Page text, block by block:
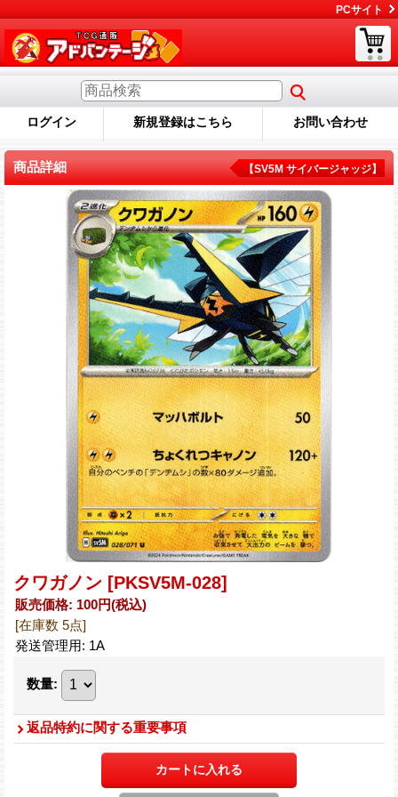
PCサイト
ログイン 新規登録はこちら お問い合わせ
商品詳細 【SV5M サイバージャッジ】
クワガノン [PKSV5M-028]
販売価格: 100円(税込)
[在庫数 5点]
発送管理用: 1A
数量:
返品特約に関する重要事項